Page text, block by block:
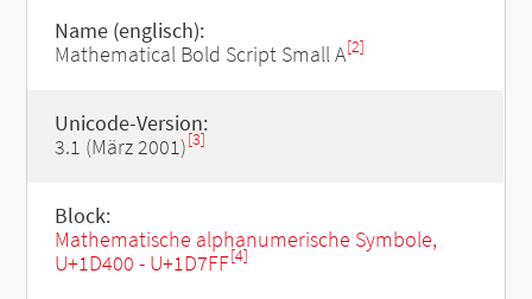
Name (englisch):
Mathematical Bold Script Small A[2]
Unicode-Version:
3.1 (März 2001)[3]
Block:
Mathematische alphanumerische Symbole,
U+1D400 - U+1D7FF[4]